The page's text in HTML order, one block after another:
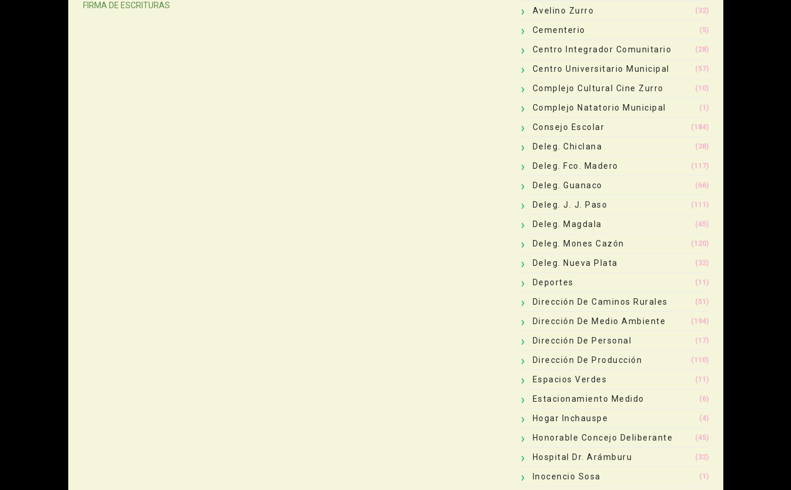
FIRMA DE ESCRITURAS
Avelino Zurro (32)
Cementerio (5)
Centro Integrador Comunitario (28)
Centro Universitario Municipal (57)
Complejo Cultural Cine Zurro (10)
Complejo Natatorio Municipal (1)
Consejo Escolar (184)
Deleg. Chiclana (38)
Deleg. Fco. Madero (117)
Deleg. Guanaco (66)
Deleg. J. J. Paso (111)
Deleg. Magdala (45)
Deleg. Mones Cazón (120)
Deleg. Nueva Plata (32)
Deportes (11)
Dirección De Caminos Rurales (51)
Dirección De Medio Ambiente (194)
Dirección De Personal (17)
Dirección De Producción (110)
Espacios Verdes (11)
Estacionamiento Medido (6)
Hogar Inchauspe (4)
Honorable Concejo Deliberante (45)
Hospital Dr. Arámburu (32)
Inocencio Sosa (1)